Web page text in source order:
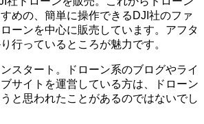
めの、簡単に操作できるDJI社のファ
ーンを中心に販売しています。アフタ
行っているところが魅力です。
スタート。ドローン系のブログやライ
サイトを運営している方は、ドローン
と思われたことがあるのではないでし